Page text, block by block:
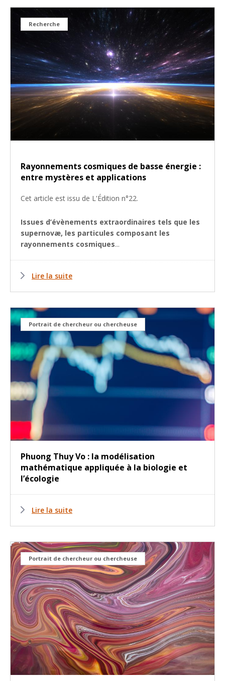
Recherche
Rayonnements cosmiques de basse énergie :
entre mystères et applications
Cet article est issu de L'Édition n°22.
Issues d’évènements extraordinaires tels que les
supernovæ, les particules composant les
rayonnements cosmiques...
Lire la suite
Portrait de chercheur ou chercheuse
Phuong Thuy Vo : la modélisation
mathématique appliquée à la biologie et
l’écologie
Lire la suite
Portrait de chercheur ou chercheuse